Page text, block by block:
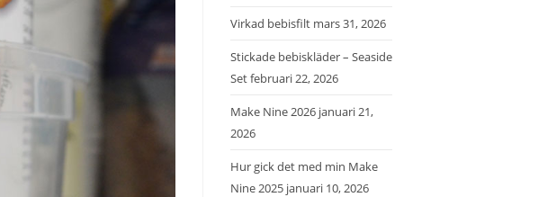
Virkad bebisfilt mars 31, 2026
Stickade bebiskläder – Seaside
Setfebruari 22, 2026
Make Nine 2026 januari 21,
2026
Hur gick det med min Make
Nine 2025 januari 10, 2026